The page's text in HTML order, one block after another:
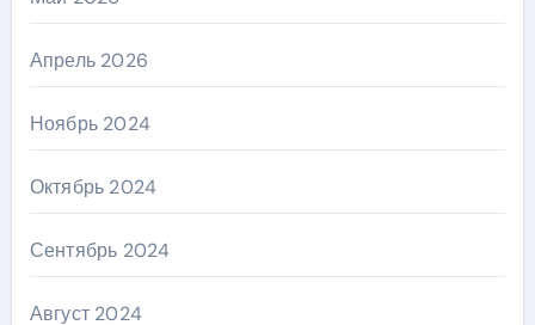
Апрель 2026
Ноябрь 2024
Октябрь 2024
Сентябрь 2024
Август 2024